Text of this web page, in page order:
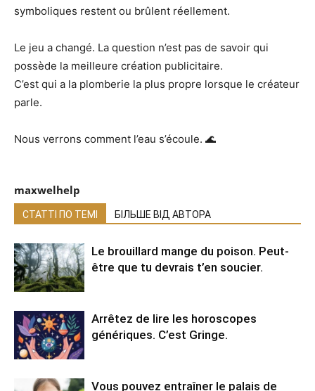
symboliques restent ou brûlent réellement.
Le jeu a changé. La question n’est pas de savoir qui
possède la meilleure création publicitaire.
C’est qui a la plomberie la plus propre lorsque le créateur
parle.
Nous verrons comment l’eau s’écoule. 🌊
maxwelhelp
СТАТТІ ПО ТЕМІ БІЛЬШЕ ВІД АВТОРА
Le brouillard mange du poison. Peut-
être que tu devrais t’en soucier.
Arrêtez de lire les horoscopes
génériques. C’est Gringe.
Vous pouvez entraîner le palais de